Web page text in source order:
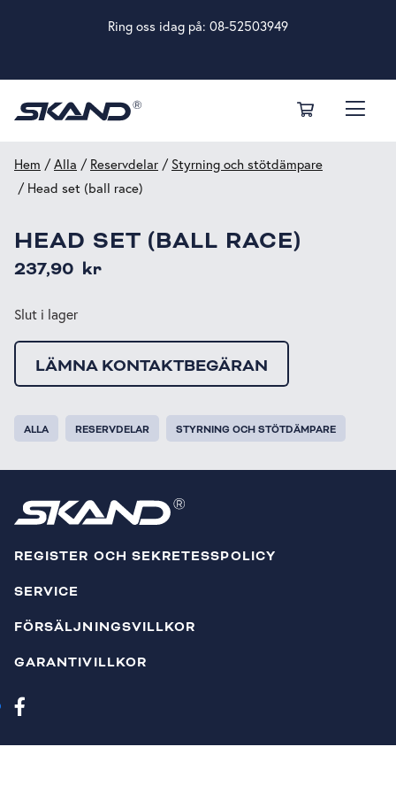
Ring oss idag på: 08-52503949
Hem /Alla / Reservdelar / Styrning och stötdämpare
/ Head set (ball race)
HEAD SET (BALL RACE)
237,90 kr
Slut i lager
LÄMNA KONTAKTBEGÄRAN
ALLA RESERVDELAR STYRNING OCH STÖTDÄMPARE
REGISTER OCH SEKRETESSPOLICY
SERVICE
FÖRSÄLJNINGSVILLKOR
GARANTIVILLKOR